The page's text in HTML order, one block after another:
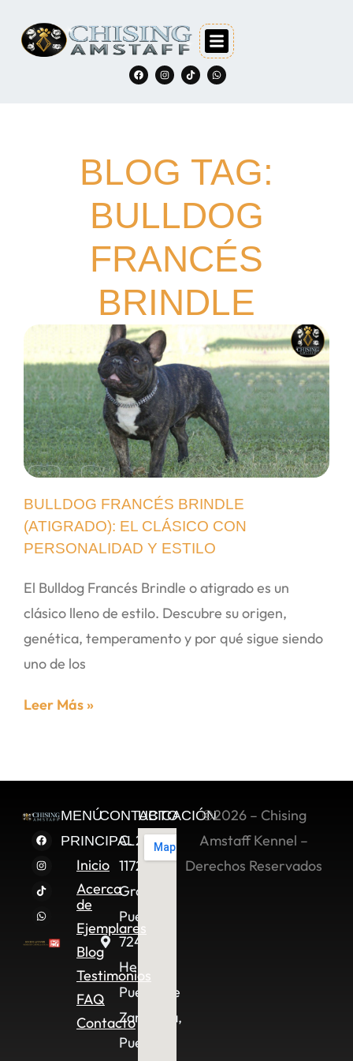
BLOG TAG:
BULLDOG
FRANCÉS
BRINDLE
BULLDOG FRANCÉS BRINDLE
(ATIGRADO): EL CLÁSICO CON
PERSONALIDAD Y ESTILO
El Bulldog Francés Brindle o atigrado es un
clásico lleno de estilo. Descubre su origen,
genética, temperamento y por qué sigue siendo
uno de los
Leer Más »
MENÚ
PRINCIPAL
Inicio
Acerca
de
Ejemplares
Blog
Testimonios
FAQ
Contacto
CONTACTO
C. 2 Sur
11722,
Granjas
Puebla,
72490
Heroica
Puebla de
Zaragoza,
Pue.
UBICACIÓN©2026 – Chising
Amstaff Kennel –
Derechos Reservados